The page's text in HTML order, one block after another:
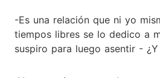
-Es una relación que ni yo
tiempos libres se lo dedico a
suspiro para luego asentir -